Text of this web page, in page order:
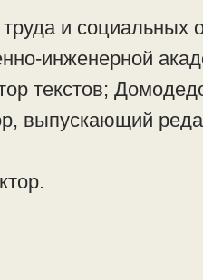
и социальных
инженерной
текстов;
выпускающий